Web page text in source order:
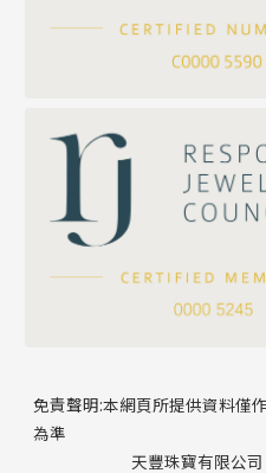
公司名稱
聯絡電話
方假繩鏈系列
免責聲明:本網頁所提供資料僅
為準
天豐珠寶有限公